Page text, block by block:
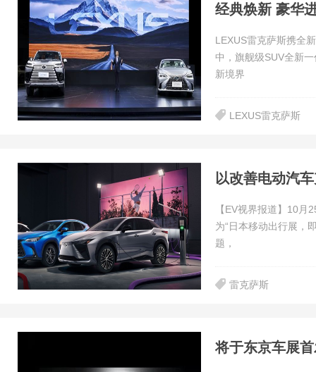
LEXUS雷克萨斯携全
中，旗舰级SUV全新
新境界
LEXUS雷克萨斯
以改善电动汽
【EV视界报道】10
为“日本移动出行展，
题，
雷克萨斯
将于东京车展